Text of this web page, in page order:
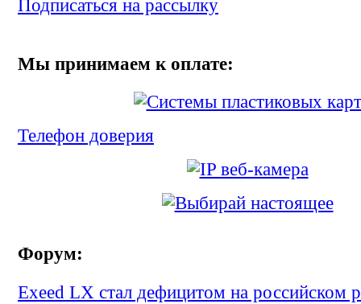
Подписаться на рассылку
Мы принимаем к оплате:
Телефон доверия
Форум:
Exeed LX стал дефицитом на российском